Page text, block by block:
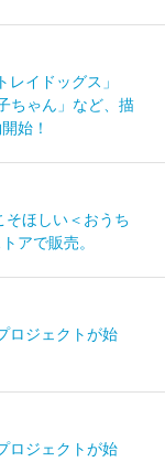
イドッグス」
ちゃん」など、描
始！
そほしい＜おうち
アで販売。
ロジェクトが始
ロジェクトが始